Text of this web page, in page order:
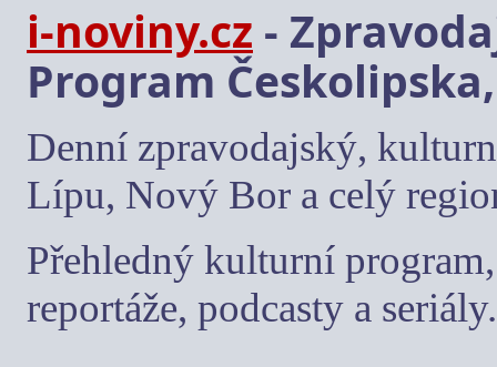
i-noviny.cz -
Program
Denní zpravodajský,
Lípu, Nový Bor a celý
Přehledný kulturní
reportáže, podcasty a seriály.